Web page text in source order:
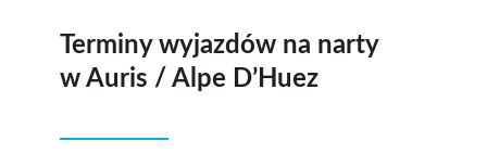
Terminy wyjazdów na narty
w Auris / Alpe D’Huez